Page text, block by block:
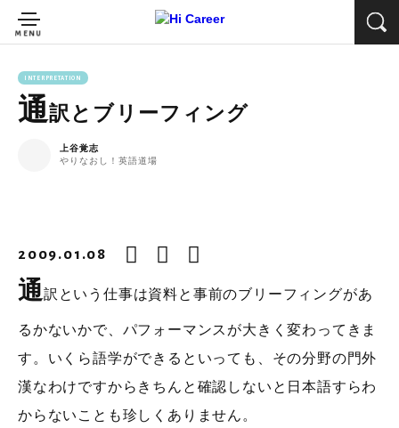
INTERPRETATION
通訳とブリーフィング
上谷覚志
やりなおし！英語道場
2009.01.08
通訳という仕事は資料と事前のブリーフィングがあ
るかないかで、パフォーマンスが大きく変わってきま
す。いくら語学ができるといっても、その分野の門外
漢なわけですからきちんと確認しないと日本語すらわ
からないことも珍しくありません。